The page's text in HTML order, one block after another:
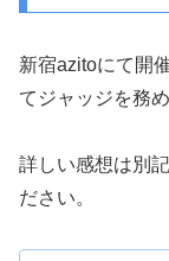
新宿azitoにて開
てジャッジを務
詳しい感想は別
ださい。